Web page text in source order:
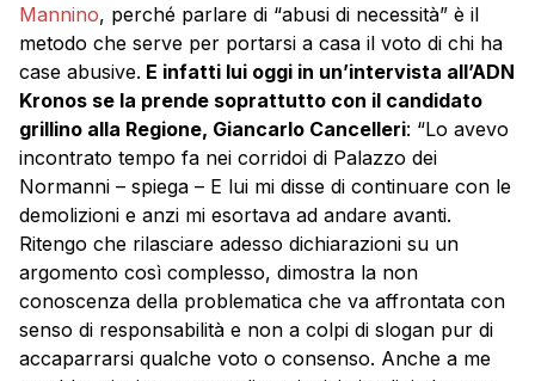
Mannino, perché parlare di “abusi di necessità” è il
metodo che serve per portarsi a casa il voto di chi ha
case abusive. E infatti lui oggi in un’intervista all’ADN
Kronos se la prende soprattutto con il candidato
grillino alla Regione, Giancarlo Cancelleri: “Lo avevo
incontrato tempo fa nei corridoi di Palazzo dei
Normanni – spiega – E lui mi disse di continuare con le
demolizioni e anzi mi esortava ad andare avanti.
Ritengo che rilasciare adesso dichiarazioni su un
argomento così complesso, dimostra la non
conoscenza della problematica che va affrontata con
senso di responsabilità e non a colpi di slogan pur di
accaparrarsi qualche voto o consenso. Anche a me